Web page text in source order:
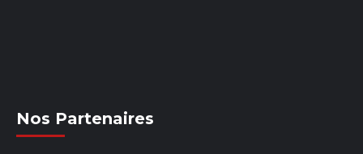
Nos Partenaires